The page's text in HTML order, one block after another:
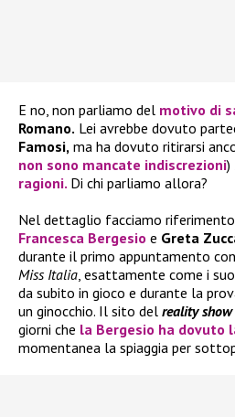
E no, non parliamo del motivo di
Romano. Lei avrebbe dovuto
Famosi, ma ha dovuto ritirarsi
non sono mancate indiscrezioni)
ragioni. Di chi parliamo allora?
Nel dettaglio facciamo
Francesca Bergesio e Greta
durante il primo appuntamento con
Miss Italia, esattamente come i
da subito in gioco e durante la
un ginocchio. Il sito del reality show
giorni che la Bergesio ha dovuto
momentanea la spiaggia per